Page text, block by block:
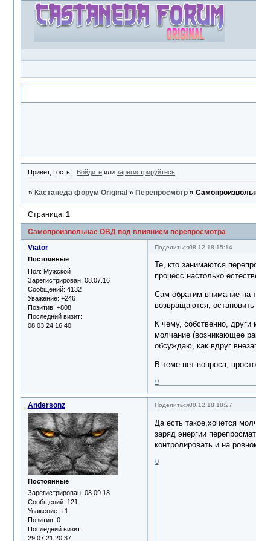
Привет, Гость! Войдите илизарегистрируйтесь
» Кастанеда форум Original » Перепросмотр »
Самопроизвольнае ОВД под влиянием перепросмотра
Страница: 1
Поделиться08.12.18 15:14
Viator
Постоянные
Пол: Мужской
Зарегистрирован: 08.07.16
Сообщений: 4132
Уважение: +246
Позитив: +808
Последний визит:
08.03.24 16:40
Те, кто занимаются
процесс настолько
Сам обратим внимание на
возвращаются,
К чему, собственно,
молчание (возникающее
обсуждаю, как вдруг
В теме нет вопроса,
0
Поделиться08.12.18 18:27
Andersonz
Постоянные
Зарегистрирован: 08.09.18
Сообщений: 121
Уважение: +1
Позитив: 0
Последний визит:
29.07.21 20:37
Да есть такое,хочется
заряд энергии
контролировать и на
0